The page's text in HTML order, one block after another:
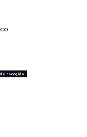
de recogida